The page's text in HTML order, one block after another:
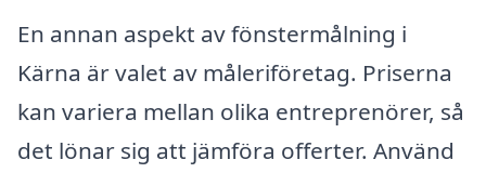
En annan aspekt av fönstermålning i
Kärna är valet av måleriföretag. Priserna
kan variera mellan olika entreprenörer, så
det lönar sig att jämföra offerter. Använd